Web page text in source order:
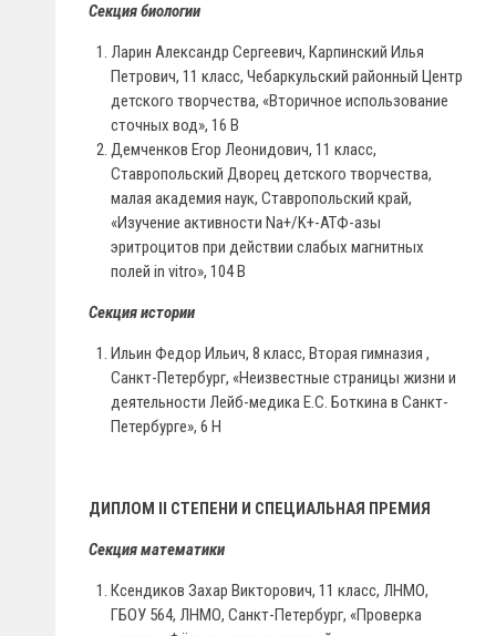
Секция биологии
Ларин Александр Сергеевич, Карпинский Илья
Петрович, 11 класс, Чебаркульский районный Центр
детского творчества, «Вторичное использование
сточных вод», 16 B
Демченков Егор Леонидович, 11 класс,
Ставропольский Дворец детского творчества,
малая академия наук, Ставропольский край,
«Изучение активности Na+/K+-АТФ-азы
эритроцитов при действии слабых магнитных
полей in vitro», 104 В
Секция истории
Ильин Федор Ильич, 8 класс, Вторая гимназия ,
Санкт-Петербург, «Неизвестные страницы жизни и
деятельности Лейб-медика Е.С. Боткина в Санкт-
Петербурге», 6 H
ДИПЛОМ II СТЕПЕНИ И СПЕЦИАЛЬНАЯ ПРЕМИЯ
Секция математики
Ксендиков Захар Викторович, 11 класс, ЛНМО,
ГБОУ 564, ЛНМО, Санкт-Петербург, «Проверка